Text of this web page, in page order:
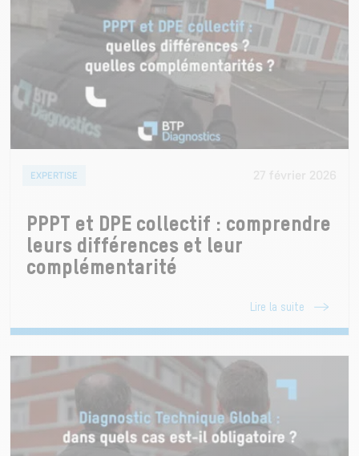
EXPERTISE
PPPT et DPE collectif : comprendre
leurs différences et leur
complémentarité
Lire la suite